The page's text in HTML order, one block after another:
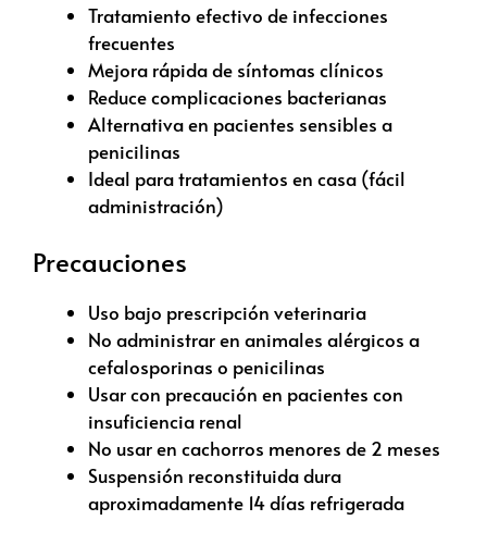
Tratamiento efectivo de infecciones
frecuentes
Mejora rápida de síntomas clínicos
Reduce complicaciones bacterianas
Alternativa en pacientes sensibles a
penicilinas
Ideal para tratamientos en casa (fácil
administración)
Precauciones
Uso bajo prescripción veterinaria
No administrar en animales alérgicos a
cefalosporinas o penicilinas
Usar con precaución en pacientes con
insuficiencia renal
No usar en cachorros menores de 2 meses
Suspensión reconstituida dura
aproximadamente 14 días refrigerada